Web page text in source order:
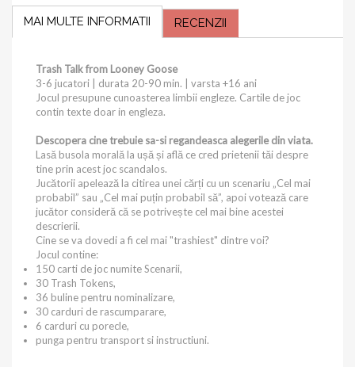
MAI MULTE INFORMATII RECENZII
Trash Talk from Looney Goose
3-6 jucatori | durata 20-90 min. | varsta +16 ani
Jocul presupune cunoasterea limbii engleze. Cartile de joc
contin texte doar in engleza.
Descopera cine trebuie sa-si regandeasca alegerile din viata.
Lasă busola morală la ușă și află ce cred prietenii tăi despre
tine prin acest joc scandalos.
Jucătorii apelează la citirea unei cărți cu un scenariu „Cel mai
probabil” sau „Cel mai puțin probabil să”, apoi votează care
jucător consideră că se potrivește cel mai bine acestei
descrierii.
Cine se va dovedi a fi cel mai "trashiest" dintre voi?
Jocul contine:
150 carti de joc numite Scenarii,
30 Trash Tokens,
36 buline pentru nominalizare,
30 carduri de rascumparare,
6 carduri cu porecle,
punga pentru transport si instructiuni.